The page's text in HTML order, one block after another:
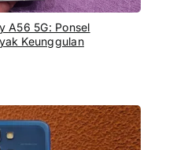
A56 5G: Ponsel
Keunggulan